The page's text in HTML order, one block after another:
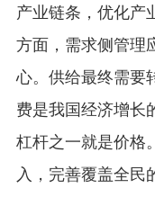
产业链条，优化产
方面，需求侧管理
心。供给最终需要
费是我国经济增长
杠杆之一就是价格
入，完善覆盖全民